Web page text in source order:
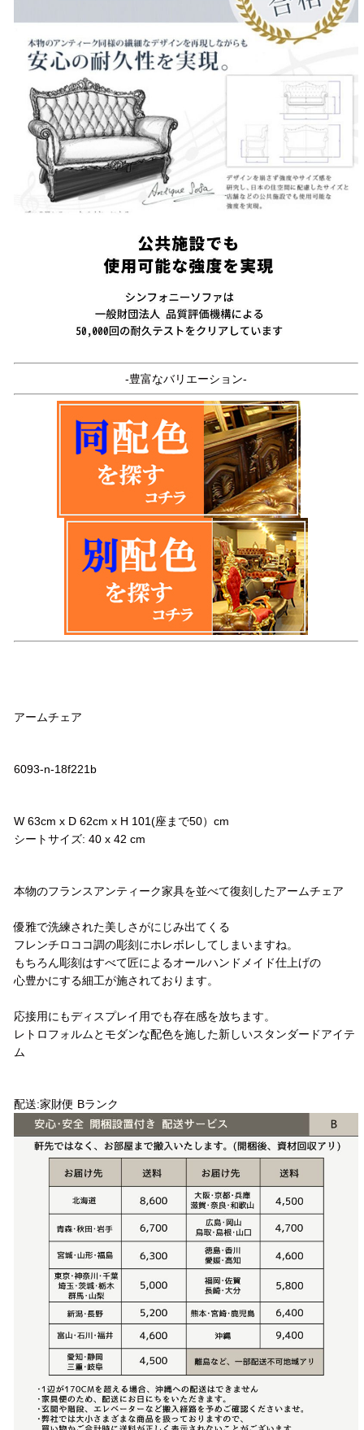
-豊富なバリエーション-
アームチェア
6093-n-18f221b
W 63cm x D 62cm x H 101(座まで50）cm
シートサイズ: 40 x 42 cm
本物のフランスアンティーク家具を並べて復刻したアームチェア
優雅で洗練された美しさがにじみ出てくる
フレンチロココ調の彫刻にホレボレしてしまいますね。
もちろん彫刻はすべて匠によるオールハンドメイド仕上げの
心豊かにする細工が施されております。
応接用にもディスプレイ用でも存在感を放ちます。
レトロフォルムとモダンな配色を施した新しいスタンダードアイテ
ム
配送:家財便 Bランク